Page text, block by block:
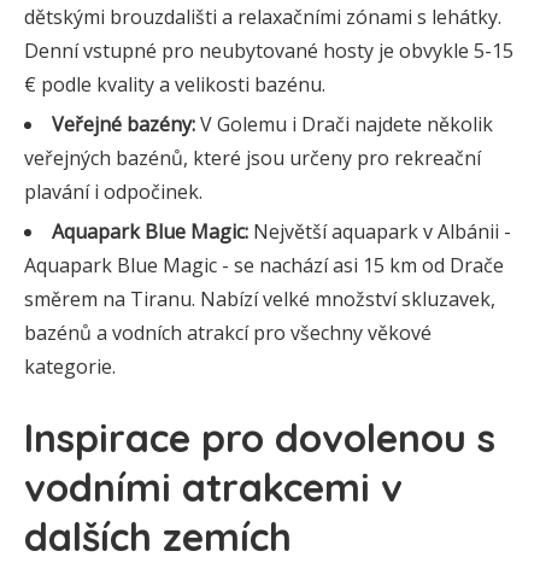
dětskými brouzdališti a relaxačními zónami s lehátky.
Denní vstupné pro neubytované hosty je obvykle 5-15
€ podle kvality a velikosti bazénu.
Veřejné bazény:V Golemu i Drači najdete několik
veřejných bazénů, které jsou určeny pro rekreační
plavání i odpočinek.
Aquapark Blue Magic: Největší aquapark v Albánii -
Aquapark Blue Magic - se nachází asi 15 km od Drače
směrem na Tiranu. Nabízí velké množství skluzavek,
bazénů a vodních atrakcí pro všechny věkové
kategorie.
Inspirace pro dovolenou s
vodními atrakcemi v
dalších zemích